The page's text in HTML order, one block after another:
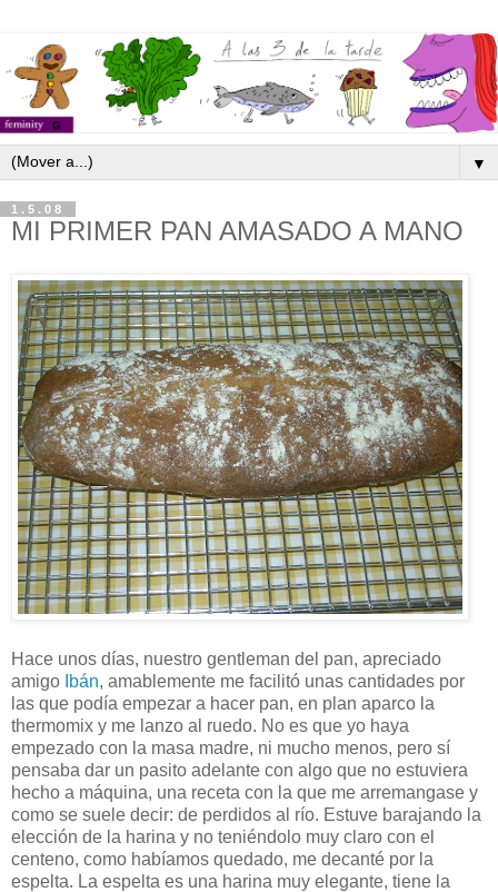
▼
1.5.08
MI PRIMER PAN AMASADO A MANO
Hace unos días, nuestro gentleman del pan, apreciado
amigo Ibán, amablemente me facilitó unas cantidades por
las que podía empezar a hacer pan, en plan aparco la
thermomix y me lanzo al ruedo. No es que yo haya
empezado con la masa madre, ni mucho menos, pero sí
pensaba dar un pasito adelante con algo que no estuviera
hecho a máquina, una receta con la que me arremangase y
como se suele decir: de perdidos al río. Estuve barajando la
elección de la harina y no teniéndolo muy claro con el
centeno, como habíamos quedado, me decanté por la
espelta. La espelta es una harina muy elegante, tiene la